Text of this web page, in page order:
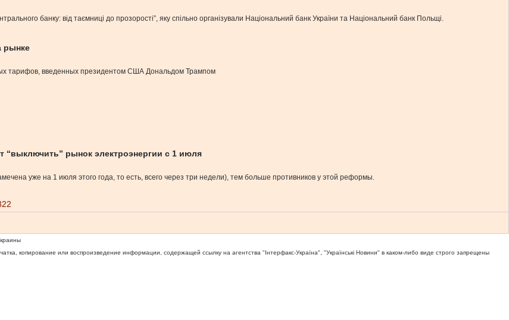
банку: від таємниці до прозорості”, яку спільно організували Національний банк України та Національний банк Польщі.
рынке
тарифов, введенных президентом США Дональдом Трампом
рынок электроэнергии с 1 июля
уже на 1 июля этого года, то есть, всего через три недели), тем больше противников у этой реформы.
копирование или воспроизведение информации, содержащей ссылку на агентства "Iнтерфакс-Україна", "Українськi Новини" в каком-либо виде строго запрещены